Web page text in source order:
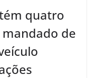
quatro
de